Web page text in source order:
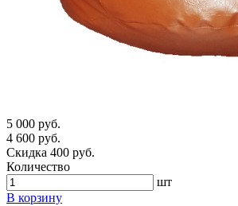
5 000 руб.
4 600 руб.
Скидка 400 руб.
Количество
шт
В корзину